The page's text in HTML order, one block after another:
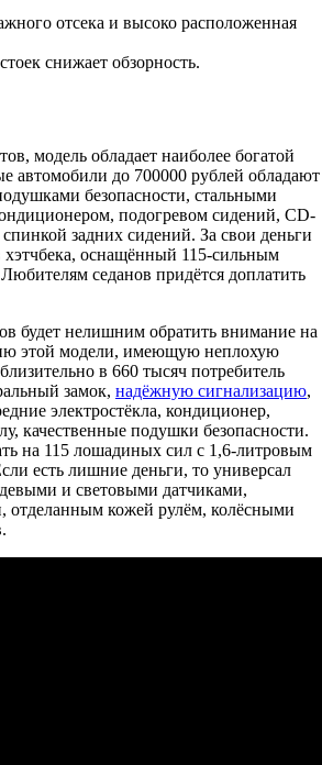
отсека и высоко расположенная
снижает обзорность.
модель обладает наиболее богатой
автомобили до 700000 рублей обладают
безопасности, стальными
подогревом сидений, CD-
задних сидений. За свои деньги
оснащённый 115-сильным
седанов придётся доплатить
будет нелишним обратить внимание на
этой модели, имеющую неплохую
в 660 тысяч потребитель
замок, надёжную сигнализацию,
электростёкла, кондиционер,
качественные подушки безопасности.
на 115 лошадиных сил с 1,6-литровым
есть лишние деньги, то универсал
и световыми датчиками,
отделанным кожей рулём, колёсными